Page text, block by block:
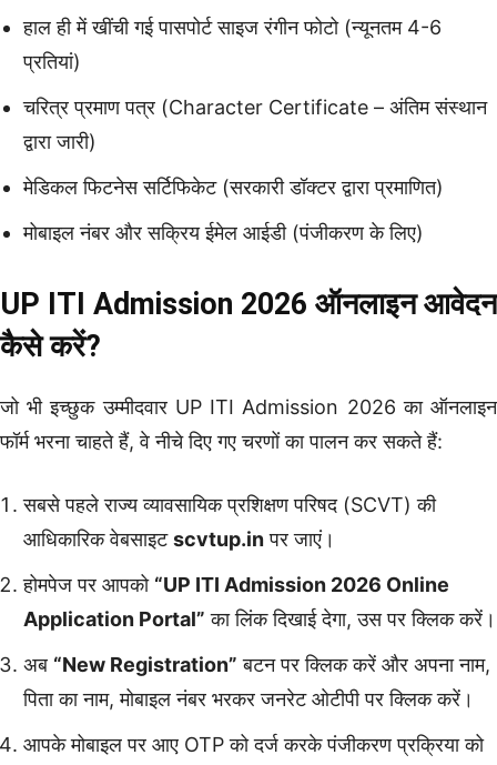
हाल ही में खींची गई पासपोर्ट साइज रंगीन फोटो (न्यूनतम 4-6
प्रतियां)
चरित्र प्रमाण पत्र (Character Certificate – अंतिम संस्थान
द्वारा जारी)
मेडिकल फिटनेस सर्टिफिकेट (सरकारी डॉक्टर द्वारा प्रमाणित)
मोबाइल नंबर और सक्रिय ईमेल आईडी (पंजीकरण के लिए)
UP ITI Admission 2026 ऑनलाइन आवेदन
कैसे करें?
जो भी इच्छुक उम्मीदवार UP ITI Admission 2026 का ऑनलाइन
फॉर्म भरना चाहते हैं, वे नीचे दिए गए चरणों का पालन कर सकते हैं:
सबसे पहले राज्य व्यावसायिक प्रशिक्षण परिषद (SCVT) की
आधिकारिक वेबसाइटscvtup.inपर जाएं।
होमपेज पर आपको “UP ITI Admission 2026 Online
Application Portal” का लिंक दिखाई देगा, उस पर क्लिक करें।
अब “New Registration” बटन पर क्लिक करें और अपना नाम,
पिता का नाम, मोबाइल नंबर भरकर जनरेट ओटीपी पर क्लिक करें।
आपके मोबाइल पर आए OTP को दर्ज करके पंजीकरण प्रक्रिया को